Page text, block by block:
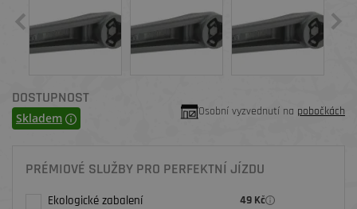
DOSTUPNOST
Skladem Osobní vyzvednutí na pobočkách
PRÉMIOVÉ SLUŽBY PRO PERFEKTNÍ JÍZDU
Ekologické zabalení 49 Kč